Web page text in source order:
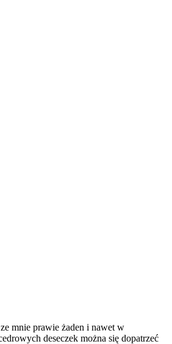
mnie prawie żaden i nawet w
deseczek można się dopatrzeć